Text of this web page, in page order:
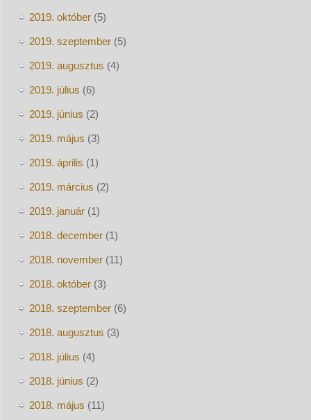
2019. október(5)
2019. szeptember(5)
2019. augusztus (4)
2019. július (6)
2019. június (2)
2019. május (3)
2019. április (1)
2019. március (2)
2019. január(1)
2018. december(1)
2018. november(11)
2018. október(3)
2018. szeptember(6)
2018. augusztus (3)
2018. július (4)
2018. június (2)
2018. május (11)